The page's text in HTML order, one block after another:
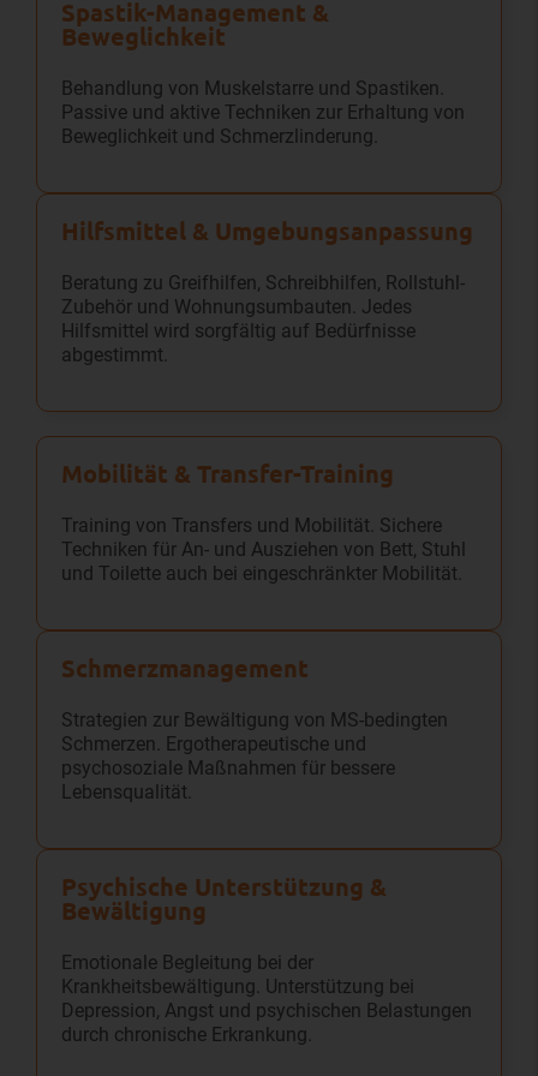
Spastik-Management &
Beweglichkeit
Behandlung von Muskelstarre und Spastiken.
Passive und aktive Techniken zur Erhaltung von
Beweglichkeit und Schmerzlinderung.
Hilfsmittel & Umgebungs­anpassung
Beratung zu Greifhilfen, Schreibhilfen, Rollstuhl-
Zubehör und Wohnungsumbauten. Jedes
Hilfsmittel wird sorgfältig auf Bedürfnisse
abgestimmt.
Mobilität & Transfer-Training
Training von Transfers und Mobilität. Sichere
Techniken für An- und Ausziehen von Bett, Stuhl
und Toilette auch bei eingeschränkter Mobilität.
Schmerz­management
Strategien zur Bewältigung von MS-bedingten
Schmerzen. Ergotherapeutische und
psychosoziale Maßnahmen für bessere
Lebensqualität.
Psychische Unterstützung &
Bewältigung
Emotionale Begleitung bei der
Krankheitsbewältigung. Unterstützung bei
Depression, Angst und psychischen Belastungen
durch chronische Erkrankung.